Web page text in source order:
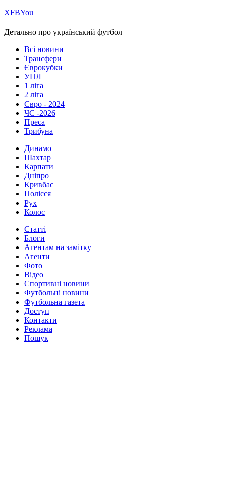
ХFBYou
Детально про український футбол
Всі новини
Трансфери
Єврокубки
УПЛ
1 ліга
2 ліга
Євро - 2024
ЧС -2026
Преса
Трибуна
Динамо
Шахтар
Карпати
Дніпро
Кривбас
Полісся
Рух
Колос
Статті
Блоги
Агентам на замітку
Агенти
Фото
Відео
Спортивні новини
Футбольні новини
Футбольна газета
Доступ
Контакти
Реклама
Пошук